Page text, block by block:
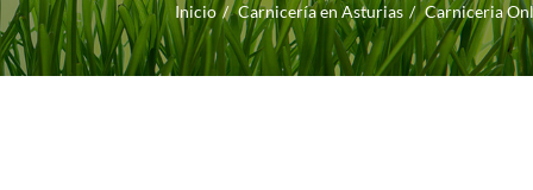
Inicio Carnicería en Asturias Carniceria